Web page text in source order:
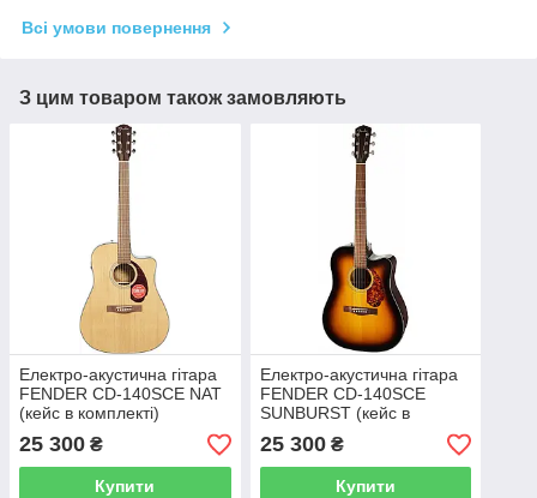
Всі умови повернення
З цим товаром також замовляють
Електро-акустична гітара
FENDER CD-140SCE NAT
(кейс в комплекті)
25 300 ₴
Купити
Електро-акустична гітара
FENDER CD-140SCE
SUNBURST (кейс в
комплекті)
25 300₴
Купити